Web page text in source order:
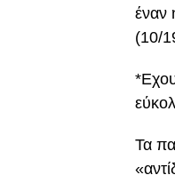
έναν
(10/
Τα